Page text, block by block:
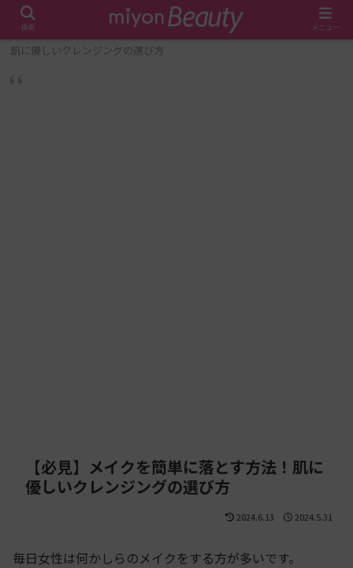
ホーム
【必見】メイクを簡単に落とす方法！
肌に優しいクレンジングの選び方
【必見】メイクを簡単に落とす方法！肌に
優しいクレンジングの選び方
2024.6.13 2024.5.31
毎日女性は何かしらのメイクをする方が多いです。
検索 メニュー